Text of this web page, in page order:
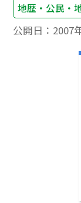
地歴・公民・
公開日： 2007